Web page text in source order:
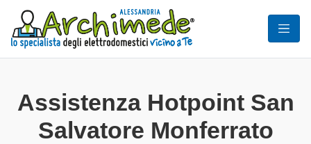
Assistenza Hotpoint San
Salvatore Monferrato